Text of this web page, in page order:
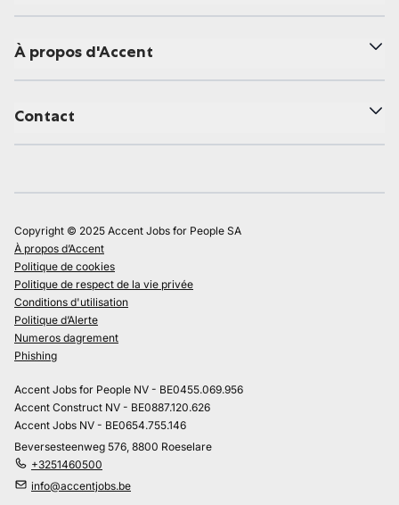
À propos d'Accent
Contact
Copyright © 2025 Accent Jobs for People SA
À propos d’Accent
Politique de cookies
Politique de respect de la vie privée
Conditions d'utilisation
Politique d’Alerte
Numeros dagrement
Phishing
Accent Jobs for People NV - BE0455.069.956
Accent Construct NV - BE0887.120.626
Accent Jobs NV - BE0654.755.146
Beversesteenweg 576, 8800 Roeselare
+3251460500
info@accentjobs.be